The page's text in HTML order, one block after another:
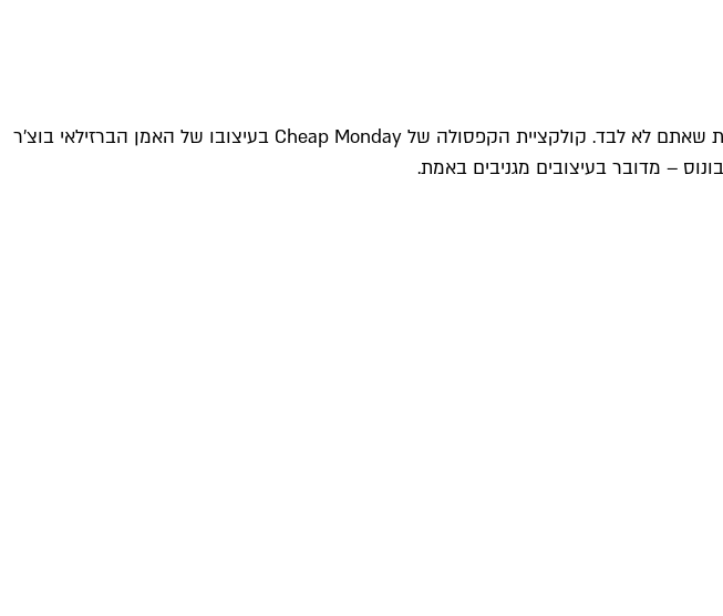
אם גם אצלכם הדרך הלגיטימית היחידה ללבוש לבבות בוולנטיינ'ז דיי כוללת דם וסכינים – תשמחו לדעת שאתם לא לבד. קולקציית הקפסולה של Cheap Monday בעיצובו של האמן הברזילאי בוצ'ר
– מדובר בעיצובים מגניבים באמת.